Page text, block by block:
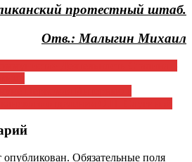
протестный штаб.
Отв.: Малыгин Михаил
опубликован. Обязательные поля